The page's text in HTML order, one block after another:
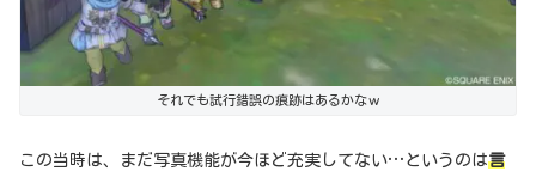
それでも試行錯誤の痕跡はあるかなｗ
この当時は、まだ写真機能が今ほど充実してない…というのは言